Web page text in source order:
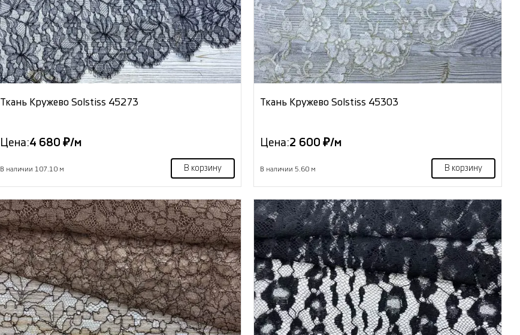
Ткань Кружево Solstiss 45273
Цена:4 680 ₽/м
В наличии 107.10 м В корзину
Ткань Кружево Solstiss 45303
Цена:2 600 ₽/м
В наличии 5.60 м В корзину